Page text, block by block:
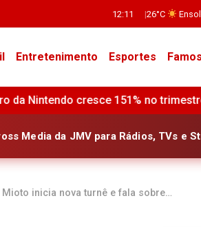
12:11 26°C
Entretenimento Esportes
impulsionado por demanda por
Media da JMV para Rádios, TVs e
Mioto inicia nova turnê e fala sobre…